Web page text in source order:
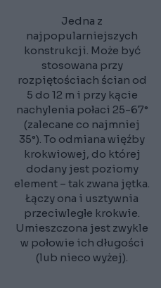
Jedna z
najpopularniejszych
konstrukcji. Może być
stosowana przy
rozpiętościach ścian od
5 do 12 m i przy kącie
nachylenia połaci 25-67°
(zalecane co najmniej
35°). To odmiana więźby
krokwiowej, do której
dodany jest poziomy
element – tak zwana jętka.
Łączy ona i usztywnia
przeciwległe krokwie.
Umieszczona jest zwykle
w połowie ich długości
(lub nieco wyżej).